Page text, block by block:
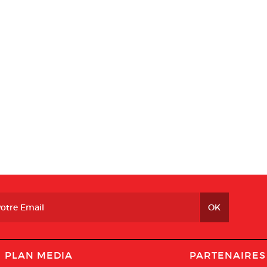
PLAN MEDIA PARTENAIRES